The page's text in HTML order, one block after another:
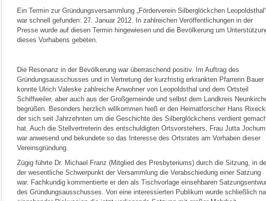
Ein Termin zur Gründungsversammlung „Förderverein Silberglöckchen Leopoldsthal“
war schnell gefunden: 27. Januar 2012. In zahlreichen Veröffentlichungen in der
Presse wurde auf diesen Termin hingewiesen und die Bevölkerung um
dieses Vorhabens gebeten.
Die Resonanz in der Bevölkerung war überraschend positiv. Im Auftrag des
Gründungsausschusses und in Vertretung der kurzfristig erkrankten Pfarrerin Bauer
konnte Ulrich Valeske zahlreiche Anwohner von Leopoldsthal und dem Ortsteil
Schiffweiler, aber auch aus der Großgemeinde und selbst dem Landkreis
begrüßen. Besonders herzlich willkommen hieß er den Heimatforscher Hans
der sich seit Jahrzehnten um die Geschichte des Silberglöckchens verdient
hat. Auch die Stellvertreterin des entschuldigten Ortsvorstehers, Frau Jutta
war anwesend und bekundete so das Interesse des Ortsrates am Vorhaben dieser
Vereinsgründung.
Zügig führte Dr. Michael Franz (Mitglied des Presbyteriums) durch die Sitzung, in
der wesentliche Schwerpunkt der Versammlung die Verabschiedung einer Satzung
war. Fachkundig kommentierte er den als Tischvorlage einsehbaren
des Gründungsausschusses. Von eine interessierten Publikum wurde schließlich